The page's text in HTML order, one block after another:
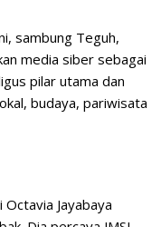
sambung Teguh,
media siber sebagai
pilar utama dan
budaya, pariwisata
Jayabaya